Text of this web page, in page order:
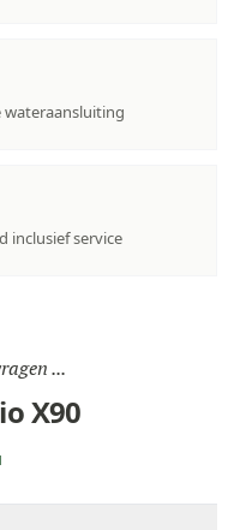
wateraansluiting
inclusief service
...
X90